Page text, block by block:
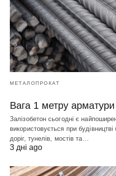
МЕТАЛОПРОКАТ
Вага 1 метру
Залізобетон сьогодні є
використовується при
доріг, тунелів, мостів та…
3 дні ago